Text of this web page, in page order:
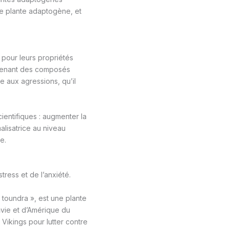
plante adaptogène, et
leurs propriétés
des composés
aux agressions, qu’il
: augmenter la
au niveau
et de l’anxiété.
», est une plante
et d’Amérique du
Vikings pour lutter contre